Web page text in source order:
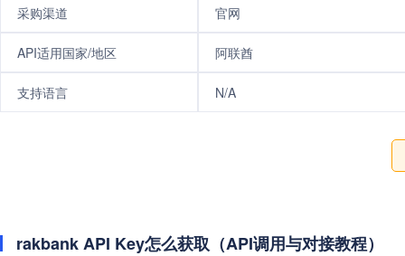
采购渠道 官网
API适用国家/地区 阿联酋
支持语言 N/A
rakbank API Key怎么获取（API调用与对接教程）